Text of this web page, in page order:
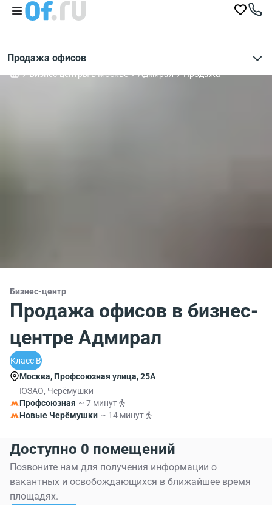
Продажа офисов
Бизнес-центры в Москве Адмирал Продажа
Бизнес-центр
Продажа офисов в бизнес-
центре Адмирал
Класс B
Москва, Профсоюзная улица, 25А
ЮЗАО, Черёмушки
Профсоюзная ~ 7 минут
Новые Черёмушки ~ 14 минут
Доступно 0 помещений
Позвоните нам для получения информации о
вакантных и освобождающихся в ближайшее время
площадях.